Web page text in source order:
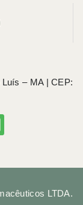
– MA | CEP:
LTDA.